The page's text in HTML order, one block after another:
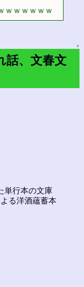
ｗｗｗｗｗｗ
↑
、文春文
単行本の文庫
る洋酒蘊蓄本